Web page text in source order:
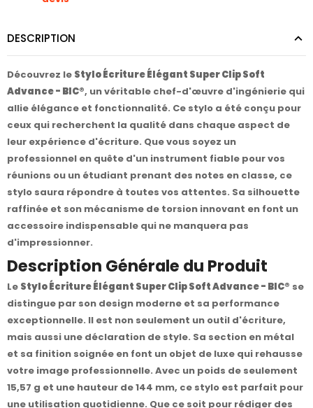
DESCRIPTION
Découvrez le Stylo Écriture Élégant Super Clip Soft
Advance - BIC®, un véritable chef-d'œuvre d'ingénierie qui
allie élégance et fonctionnalité. Ce stylo a été conçu pour
ceux qui recherchent la qualité dans chaque aspect de
leur expérience d'écriture. Que vous soyez un
professionnel en quête d'un instrument fiable pour vos
réunions ou un étudiant prenant des notes en classe, ce
stylo saura répondre à toutes vos attentes. Sa silhouette
raffinée et son mécanisme de torsion innovant en font un
accessoire indispensable qui ne manquera pas
d'impressionner.
Description Générale du Produit
Le Stylo Écriture Élégant Super Clip Soft Advance - BIC® se
distingue par son design moderne et sa performance
exceptionnelle. Il est non seulement un outil d'écriture,
mais aussi une déclaration de style. Sa section en métal
et sa finition soignée en font un objet de luxe qui rehausse
votre image professionnelle. Avec un poids de seulement
15,57 g et une hauteur de 144 mm, ce stylo est parfait pour
une utilisation quotidienne. Que ce soit pour rédiger des